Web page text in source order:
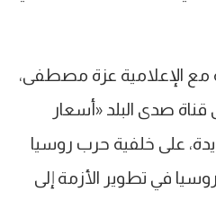
مع الإعلامية عزة مصطفى،
قناة صدى البلد «أسعار
على خلفية حرب روسيا
في تطوير الأزمة إلى